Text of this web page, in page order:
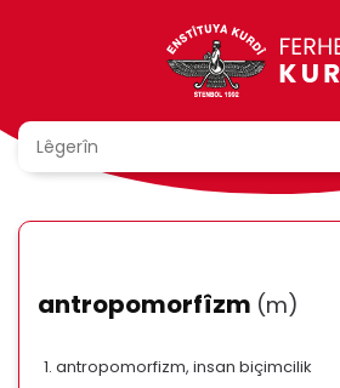
antropomorfîzm (m)
antropomorfizm, insan biçimcilik